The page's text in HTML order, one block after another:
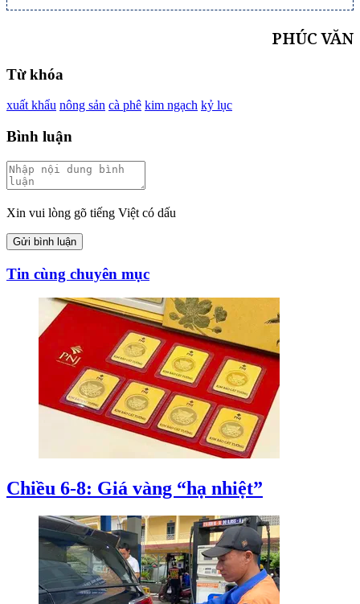
PHÚC VĂN
Từ khóa
xuất khẩu nông sản cà phê kim ngạch kỷ lục
Bình luận
Xin vui lòng gõ tiếng Việt có dấu
Gửi bình luận
Tin cùng chuyên mục
Chiều 6-8: Giá vàng “hạ nhiệt”